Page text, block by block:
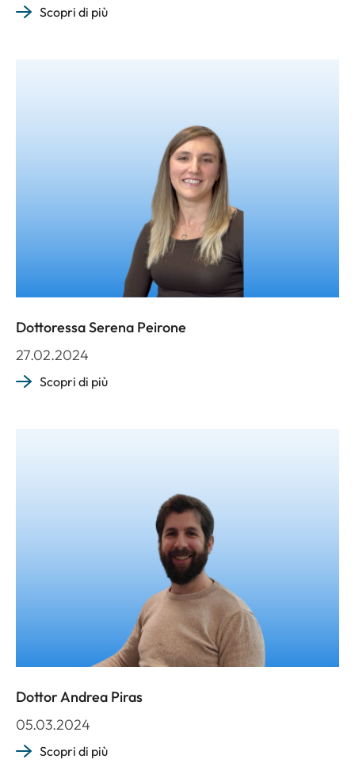
Scopri di più
Dottoressa Serena Peirone
27.02.2024
Scopri di più
Dottor Andrea Piras
05.03.2024
Scopri di più